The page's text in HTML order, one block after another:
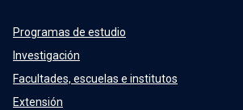
Programas de estudio
Investigación
Facultades, escuelas e institutos
Extensión